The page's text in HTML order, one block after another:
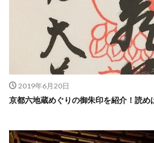
2019年6月20日
京都六地蔵めぐりの御朱印を紹介！読め